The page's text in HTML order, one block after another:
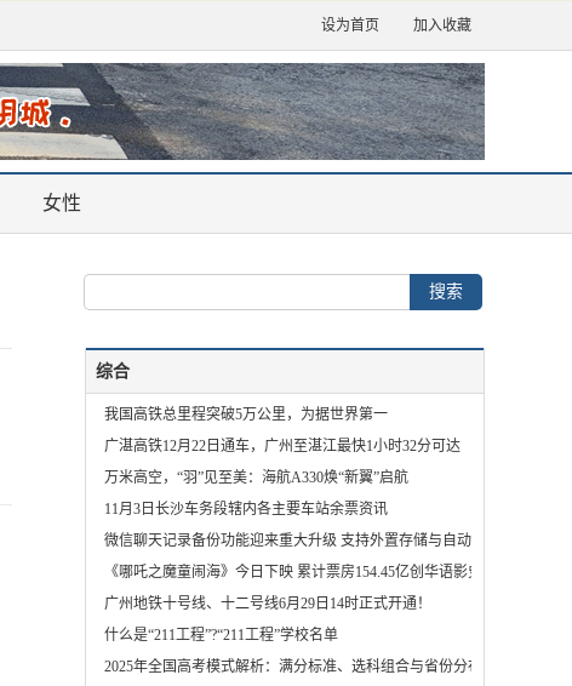
设为首页 加入收藏
女性
综合
我国高铁总里程突破5万公里，为据世界第一
广湛高铁12月22日通车，广州至湛江最快1小时32分可达
万米高空，“羽”见至美：海航A330焕“新翼”启航
11月3日长沙车务段辖内各主要车站余票资讯
微信聊天记录备份功能迎来重大升级 支持外置存储与自动备份
《哪吒之魔童闹海》今日下映 累计票房154.45亿创华语影史新纪录
广州地铁十号线、十二号线6月29日14时正式开通！
什么是“211工程”?“211工程”学校名单
2025年全国高考模式解析：满分标准、选科组合与省份分布